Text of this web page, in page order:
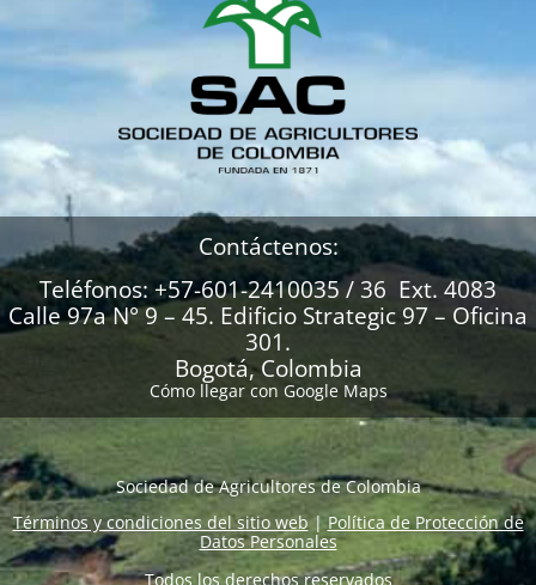
Contáctenos:
Teléfonos: +57-601-2410035 / 36 Ext. 4083
Calle 97a N° 9 – 45. Edificio Strategic 97 – Oficina
301.
Bogotá, Colombia
Cómo llegar con Google Maps
Sociedad de Agricultores de Colombia
Términos y condiciones del sitio web|Política de Protección de
Datos Personales
Todos los derechos reservados